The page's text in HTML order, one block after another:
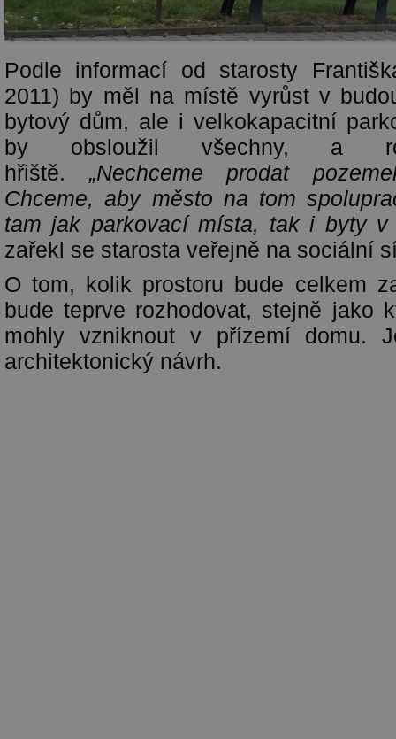
Podle informací od starosty
2011) by měl na místě vyrůst v
bytový dům, ale i velkokapacitní
by obsloužil všechny, a
hřiště. „Nechceme prodat
Chceme, aby město na tom
tam jak parkovací místa, tak i byty v
zařekl se starosta veřejně na sociální
O tom, kolik prostoru bude celkem
bude teprve rozhodovat, stejně jako
mohly vzniknout v přízemí domu.
architektonický návrh.